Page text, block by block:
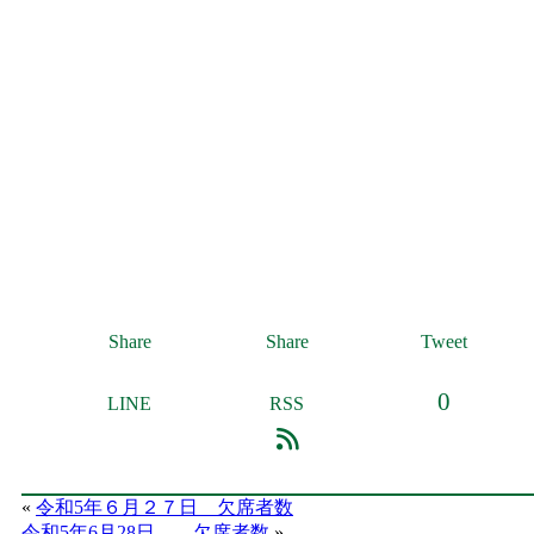
Share Share Tweet
LINE RSS 0
« 令和5年６月２７日 欠席者数